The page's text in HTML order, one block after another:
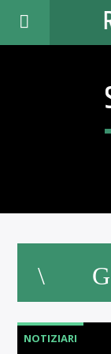
NOTIZIARI